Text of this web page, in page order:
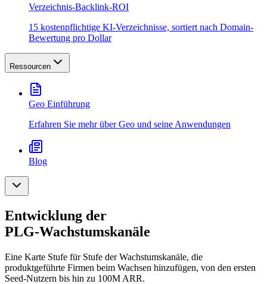
Verzeichnis-Backlink-ROI
15 kostenpflichtige KI-Verzeichnisse, sortiert nach Domain-
Bewertung pro Dollar
Ressourcen
Geo Einführung
Erfahren Sie mehr über Geo und seine Anwendungen
Blog
Entwicklung der
PLG-Wachstumskanäle
Eine Karte Stufe für Stufe der Wachstumskanäle, die
produktgeführte Firmen beim Wachsen hinzufügen, von den ersten
Seed-Nutzern bis hin zu 100M ARR.